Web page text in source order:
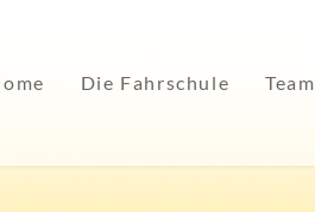
Die Fahrschule Team